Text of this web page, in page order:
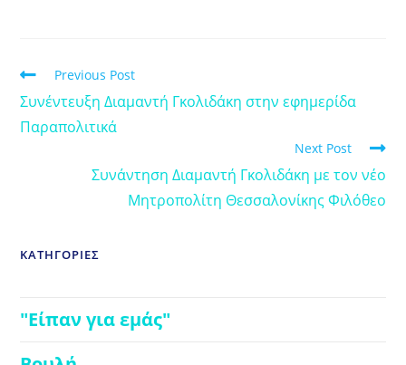
Previous Post
Συνέντευξη Διαμαντή Γκολιδάκη στην εφημερίδα
Παραπολιτικά
Next Post
Συνάντηση Διαμαντή Γκολιδάκη με τον νέο
Μητροπολίτη Θεσσαλονίκης Φιλόθεο
ΚΑΤΗΓΟΡΙΕΣ
"Είπαν για εμάς"